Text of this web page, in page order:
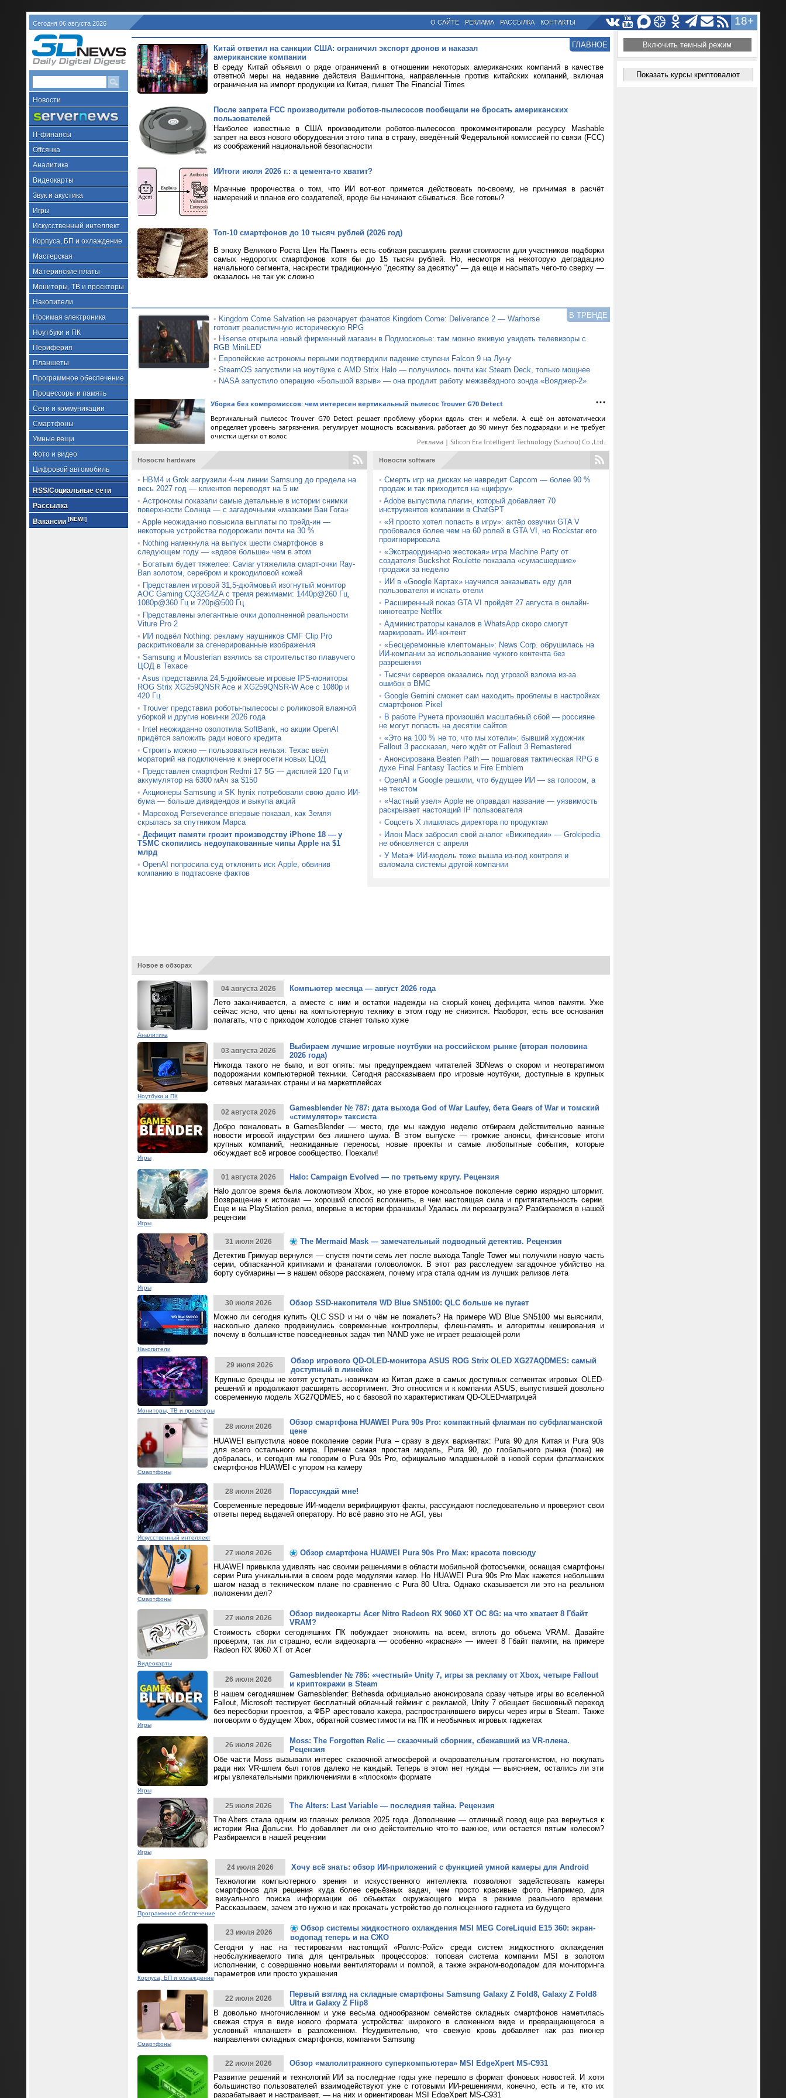
Сегодня 06 августа 2026 18+
О САЙТЕ РЕКЛАМА РАССЫЛКА КОНТАКТЫ
Новости
IT-финансы
Offсянка
Аналитика
Видеокарты
Звук и акустика
Игры
Искусственный интеллект
Корпуса, БП и охлаждение
Мастерская
Материнские платы
Мониторы, ТВ и проекторы
Накопители
Носимая электроника
Ноутбуки и ПК
Периферия
Планшеты
Программное обеспечение
Процессоры и память
Сети и коммуникации
Смартфоны
Умные вещи
Фото и видео
Цифровой автомобиль
RSS/Социальные сети
Рассылка
Вакансии [NEW!]
ГЛАВНОЕ
Китай ответил на санкции США: ограничил экспорт дронов и наказал
американские компании
В среду Китай объявил о ряде ограничений в отношении некоторых американских компаний в качестве
ответной меры на недавние действия Вашингтона, направленные против китайских компаний, включая
ограничения на импорт продукции из Китая, пишет The Financial Times
После запрета FCC производители роботов-пылесосов пообещали не бросать американских
пользователей
Наиболее известные в США производители роботов-пылесосов прокомментировали ресурсу Mashable
запрет на ввоз нового оборудования этого типа в страну, введённый Федеральной комиссией по связи (FCC)
из соображений национальной безопасности
ИИтоги июля 2026 г.: а цемента-то хватит?
Мрачные пророчества о том, что ИИ вот-вот примется действовать по-своему, не принимая в расчёт
намерений и планов его создателей, вроде бы начинают сбываться. Все готовы?
Топ-10 смартфонов до 10 тысяч рублей (2026 год)
В эпоху Великого Роста Цен На Память есть соблазн расширить рамки стоимости для участников подборки
самых недорогих смартфонов хотя бы до 15 тысяч рублей. Но, несмотря на некоторую деградацию
начального сегмента, наскрести традиционную "десятку за десятку" — да еще и насыпать чего-то сверху —
оказалось не так уж сложно
В ТРЕНДЕ
• Kingdom Come Salvation не разочарует фанатов Kingdom Come: Deliverance 2 — Warhorse
готовит реалистичную историческую RPG
• Hisense открыла новый фирменный магазин в Подмосковье: там можно вживую увидеть телевизоры с
RGB MiniLED
• Европейские астрономы первыми подтвердили падение ступени Falcon 9 на Луну
• SteamOS запустили на ноутбуке с AMD Strix Halo — получилось почти как Steam Deck, только мощнее
• NASA запустило операцию «Большой взрыв» — она продлит работу межзвёздного зонда «Вояджер-2»
Уборка без компромиссов: чем интересен вертикальный пылесос Trouver G70 Detect
Вертикальный пылесос Trouver G70 Detect решает проблему уборки вдоль стен и мебели. А ещё он автоматически
определяет уровень загрязнения, регулирует мощность всасывания, работает до 90 минут без подзарядки и не требует
очистки щётки от волос
Реклама | Silicon Era Intelligent Technology (Suzhou) Co.,Ltd.
Новости hardware
• HBM4 и Grok загрузили 4-нм линии Samsung до предела на
весь 2027 год — клиентов переводят на 5 нм
• Астрономы показали самые детальные в истории снимки
поверхности Солнца — с загадочными «мазками Ван Гога»
• Apple неожиданно повысила выплаты по трейд-ин —
некоторые устройства подорожали почти на 30 %
• Nothing намекнула на выпуск шести смартфонов в
следующем году — «вдвое больше» чем в этом
• Богатым будет тяжелее: Caviar утяжелила смарт-очки Ray-
Ban золотом, серебром и крокодиловой кожей
• Представлен игровой 31,5-дюймовый изогнутый монитор
AOC Gaming CQ32G4ZA с тремя режимами: 1440p@260 Гц,
1080p@360 Гц и 720p@500 Гц
• Представлены элегантные очки дополненной реальности
Viture Pro 2
• ИИ подвёл Nothing: рекламу наушников CMF Clip Pro
раскритиковали за сгенерированные изображения
• Samsung и Mousterian взялись за строительство плавучего
ЦОД в Техасе
• Asus представила 24,5-дюймовые игровые IPS-мониторы
ROG Strix XG259QNSR Ace и XG259QNSR-W Ace с 1080p и
420 Гц
• Trouver представил роботы-пылесосы с роликовой влажной
уборкой и другие новинки 2026 года
• Intel неожиданно озолотила SoftBank, но акции OpenAI
придётся заложить ради нового кредита
• Строить можно — пользоваться нельзя: Техас ввёл
мораторий на подключение к энергосети новых ЦОД
• Представлен смартфон Redmi 17 5G — дисплей 120 Гц и
аккумулятор на 6300 мАч за $150
• Акционеры Samsung и SK hynix потребовали свою долю ИИ-
бума — больше дивидендов и выкупа акций
• Марсоход Perseverance впервые показал, как Земля
скрылась за спутником Марса
• Дефицит памяти грозит производству iPhone 18 — у
TSMC скопились недоупакованные чипы Apple на $1
млрд
• OpenAI попросила суд отклонить иск Apple, обвинив
компанию в подтасовке фактов
Новости software
• Смерть игр на дисках не навредит Capcom — более 90 %
продаж и так приходится на «цифру»
• Adobe выпустила плагин, который добавляет 70
инструментов компании в ChatGPT
• «Я просто хотел попасть в игру»: актёр озвучки GTA V
пробовался более чем на 60 ролей в GTA VI, но Rockstar его
проигнорировала
• «Экстраординарно жестокая» игра Machine Party от
создателя Buckshot Roulette показала «сумасшедшие»
продажи за неделю
• ИИ в «Google Картах» научился заказывать еду для
пользователя и искать отели
• Расширенный показ GTA VI пройдёт 27 августа в онлайн-
кинотеатре Netflix
• Администраторы каналов в WhatsApp скоро смогут
маркировать ИИ-контент
• «Бесцеремонные клептоманы»: News Corp. обрушилась на
ИИ-компании за использование чужого контента без
разрешения
• Тысячи серверов оказались под угрозой взлома из-за
ошибок в BMC
• Google Gemini сможет сам находить проблемы в настройках
смартфонов Pixel
• В работе Рунета произошёл масштабный сбой — россияне
не могут попасть на десятки сайтов
• «Это на 100 % не то, что мы хотели»: бывший художник
Fallout 3 рассказал, чего ждёт от Fallout 3 Remastered
• Анонсирована Beaten Path — пошаговая тактическая RPG в
духе Final Fantasy Tactics и Fire Emblem
• OpenAI и Google решили, что будущее ИИ — за голосом, а
не текстом
• «Частный узел» Apple не оправдал название — уязвимость
раскрывает настоящий IP пользователя
• Соцсеть X лишилась директора по продуктам
• Илон Маск забросил свой аналог «Википедии» — Grokipedia
не обновляется с апреля
• У Meta✴ ИИ-модель тоже вышла из-под контроля и
взломала системы другой компании
Новое в обзорах
Аналитика
04 августа 2026
Компьютер месяца — август 2026 года
Лето заканчивается, а вместе с ним и остатки надежды на скорый конец дефицита чипов памяти. Уже
сейчас ясно, что цены на компьютерную технику в этом году не снизятся. Наоборот, есть все основания
полагать, что с приходом холодов станет только хуже
Ноутбуки и ПК
03 августа 2026
Выбираем лучшие игровые ноутбуки на российском рынке (вторая половина
2026 года)
Никогда такого не было, и вот опять: мы предупреждаем читателей 3DNews о скором и неотвратимом
подорожании компьютерной техники. Сегодня рассказываем про игровые ноутбуки, доступные в крупных
сетевых магазинах страны и на маркетплейсах
Игры
02 августа 2026
Gamesblender № 787: дата выхода God of War Laufey, бета Gears of War и томский
«стимулятор» таксиста
Добро пожаловать в GamesBlender — место, где мы каждую неделю отбираем действительно важные
новости игровой индустрии без лишнего шума. В этом выпуске — громкие анонсы, финансовые итоги
крупных компаний, неожиданные переносы, новые проекты и самые любопытные события, которые
обсуждает всё игровое сообщество. Поехали!
Игры
01 августа 2026
Halo: Campaign Evolved — по третьему кругу. Рецензия
Halo долгое время была локомотивом Xbox, но уже второе консольное поколение серию изрядно штормит.
Возвращение к истокам — хороший способ вспомнить, в чем настоящая сила и притягательность серии.
Еще и на PlayStation релиз, впервые в истории франшизы! Удалась ли перезагрузка? Разбираемся в нашей
рецензии
Игры
31 июля 2026
The Mermaid Mask — замечательный подводный детектив. Рецензия
Детектив Гримуар вернулся — спустя почти семь лет после выхода Tangle Tower мы получили новую часть
серии, обласканной критиками и фанатами головоломок. В этот раз расследуем загадочное убийство на
борту субмарины — в нашем обзоре расскажем, почему игра стала одним из лучших релизов лета
Накопители
30 июля 2026
Обзор SSD-накопителя WD Blue SN5100: QLC больше не пугает
Можно ли сегодня купить QLC SSD и ни о чём не пожалеть? На примере WD Blue SN5100 мы выяснили,
насколько далеко продвинулись современные контроллеры, флеш-память и алгоритмы кеширования и
почему в большинстве повседневных задач тип NAND уже не играет решающей роли
Мониторы, ТВ и проекторы
29 июля 2026
Обзор игрового QD-OLED-монитора ASUS ROG Strix OLED XG27AQDMES: самый
доступный в линейке
Крупные бренды не хотят уступать новичкам из Китая даже в самых доступных сегментах игровых OLED-
решений и продолжают расширять ассортимент. Это относится и к компании ASUS, выпустившей довольно
современную модель XG27QDMES, но с базовой по характеристикам QD-OLED-матрицей
Смартфоны
28 июля 2026
Обзор смартфона HUAWEI Pura 90s Pro: компактный флагман по субфлагманской
цене
HUAWEI выпустила новое поколение серии Pura – сразу в двух вариантах: Pura 90 для Китая и Pura 90s
для всего остального мира. Причем самая простая модель, Pura 90, до глобального рынка (пока) не
добралась, и сегодня мы говорим о Pura 90s Pro, официально младшенькой в новой серии флагманских
смартфонов HUAWEI с упором на камеру
Искусственный интеллект
28 июля 2026
Порассуждай мне!
Современные передовые ИИ-модели верифицируют факты, рассуждают последовательно и проверяют свои
ответы перед выдачей оператору. Но всё равно это не AGI, увы
Смартфоны
27 июля 2026
Обзор смартфона HUAWEI Pura 90s Pro Max: красота повсюду
HUAWEI привыкла удивлять нас своими решениями в области мобильной фотосъемки, оснащая смартфоны
серии Pura уникальными в своем роде модулями камер. Но HUAWEI Pura 90s Pro Max кажется небольшим
шагом назад в техническом плане по сравнению с Pura 80 Ultra. Однако сказывается ли это на реальном
положении дел?
Видеокарты
27 июля 2026
Обзор видеокарты Acer Nitro Radeon RX 9060 XT OC 8G: на что хватает 8 Гбайт
VRAM?
Стоимость сборки сегодняшних ПК побуждает экономить на всем, вплоть до объема VRAM. Давайте
проверим, так ли страшно, если видеокарта — особенно «красная» — имеет 8 Гбайт памяти, на примере
Radeon RX 9060 XT от Acer
Игры
26 июля 2026
Gamesblender № 786: «честный» Unity 7, игры за рекламу от Xbox, четыре Fallout
и криптокражи в Steam
В нашем сегодняшнем Gamesblender: Bethesda официально анонсировала сразу четыре игры во вселенной
Fallout, Microsoft тестирует бесплатный облачный гейминг с рекламой, Unity 7 обещает бесшовный переход
без пересборки проектов, а ФБР арестовало хакера, распространявшего вирусы через игры в Steam. Также
поговорим о будущем Xbox, обратной совместимости на ПК и необычных игровых гаджетах
Игры
26 июля 2026
Moss: The Forgotten Relic — сказочный сборник, сбежавший из VR-плена.
Рецензия
Обе части Moss вызывали интерес сказочной атмосферой и очаровательным протагонистом, но покупать
ради них VR-шлем был готов далеко не каждый. Теперь в этом нет нужды — выясняем, остались ли эти
игры увлекательными приключениями в «плоском» формате
Игры
25 июля 2026
The Alters: Last Variable — последняя тайна. Рецензия
The Alters стала одним из главных релизов 2025 года. Дополнение — отличный повод еще раз вернуться к
истории Яна Дольски. Но добавляет ли оно действительно что-то важное, или остается пятым колесом?
Разбираемся в нашей рецензии
Программное обеспечение
24 июля 2026
Хочу всё знать: обзор ИИ-приложений с функцией умной камеры для Android
Технологии компьютерного зрения и искусственного интеллекта позволяют задействовать камеры
смартфонов для решения куда более серьёзных задач, чем просто красивые фото. Например, для
визуального поиска информации об объектах окружающего мира в режиме реального времени.
Рассказываем, зачем это нужно и как прокачать устройство до полноценного гаджета из будущего
Корпуса, БП и охлаждение
23 июля 2026
Обзор системы жидкостного охлаждения MSI MEG CoreLiquid E15 360: экран-
водопад теперь и на СЖО
Сегодня у нас на тестировании настоящий «Роллс-Ройс» среди систем жидкостного охлаждения
необслуживаемого типа для центральных процессоров: топовая система компании MSI в золотом
исполнении, с совершенно новыми вентиляторами и помпой, а также экраном-водопадом для мониторинга
параметров или просто украшения
Смартфоны
22 июля 2026
Первый взгляд на складные смартфоны Samsung Galaxy Z Fold8, Galaxy Z Fold8
Ultra и Galaxy Z Flip8
В довольно многочисленном и уже весьма однообразном семействе складных смартфонов наметилась
свежая струя в виде нового формата устройства: широкого в сложенном виде и превращающегося в
условный «планшет» в разложенном. Неудивительно, что свежую кровь добавляет как раз пионер
направления складных смартфонов, компания Samsung
22 июля 2026
Обзор «малолитражного суперкомпьютера» MSI EdgeXpert MS-C931
Развитие решений и технологий ИИ за последние годы уже перешло в формат фоновых новостей. И хотя
большинство пользователей взаимодействуют уже с готовыми ИИ-решениями, конечно, есть и те, кто их
разрабатывает и настраивает, — на них и ориентирован MSI EdgeXpert MS-C931
Включить темный режим
Показать курсы криптовалют